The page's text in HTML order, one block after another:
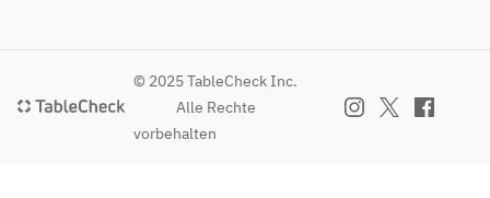
© 2025 TableCheck Inc.
Alle Rechte
vorbehalten